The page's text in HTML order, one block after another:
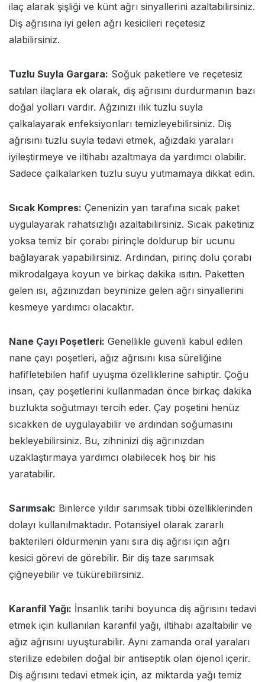
ilaç alarak şişliği ve künt ağrı sinyallerini azaltabilirsiniz.
Diş ağrısına iyi gelen ağrı kesicileri reçetesiz
alabilirsiniz.
Tuzlu Suyla Gargara: Soğuk paketlere ve reçetesiz
satılan ilaçlara ek olarak, diş ağrısını durdurmanın bazı
doğal yolları vardır. Ağzınızı ılık tuzlu suyla
çalkalayarak enfeksiyonları temizleyebilirsiniz. Diş
ağrısını tuzlu suyla tedavi etmek, ağızdaki yaraları
iyileştirmeye ve iltihabı azaltmaya da yardımcı olabilir.
Sadece çalkalarken tuzlu suyu yutmamaya dikkat edin.
Sıcak Kompres: Çenenizin yan tarafına sıcak paket
uygulayarak rahatsızlığı azaltabilirsiniz. Sıcak paketiniz
yoksa temiz bir çorabı pirinçle doldurup bir ucunu
bağlayarak yapabilirsiniz. Ardından, pirinç dolu çorabı
mikrodalgaya koyun ve birkaç dakika ısıtın. Paketten
gelen ısı, ağzınızdan beyninize gelen ağrı sinyallerini
kesmeye yardımcı olacaktır.
Nane Çayı Poşetleri: Genellikle güvenli kabul edilen
nane çayı poşetleri, ağız ağrısını kısa süreliğine
hafifletebilen hafif uyuşma özelliklerine sahiptir. Çoğu
insan, çay poşetlerini kullanmadan önce birkaç dakika
buzlukta soğutmayı tercih eder. Çay poşetini henüz
sıcakken de uygulayabilir ve ardından soğumasını
bekleyebilirsiniz. Bu, zihninizi diş ağrınızdan
uzaklaştırmaya yardımcı olabilecek hoş bir his
yaratabilir.
Sarımsak: Binlerce yıldır sarımsak tıbbi özelliklerinden
dolayı kullanılmaktadır. Potansiyel olarak zararlı
bakterileri öldürmenin yanı sıra diş ağrısı için ağrı
kesici görevi de görebilir. Bir diş taze sarımsak
çiğneyebilir ve tükürebilirsiniz.
Karanfil Yağı: İnsanlık tarihi boyunca diş ağrısını tedavi
etmek için kullanılan karanfil yağı, iltihabı azaltabilir ve
ağız ağrısını uyuşturabilir. Aynı zamanda oral yaraları
sterilize edebilen doğal bir antiseptik olan öjenol içerir.
Diş ağrısını tedavi etmek için, az miktarda yağı temiz